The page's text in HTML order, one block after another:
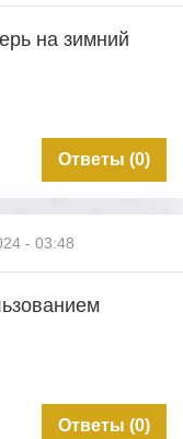
на зимний
Ответы (0)
- 03:48
Ответы (0)